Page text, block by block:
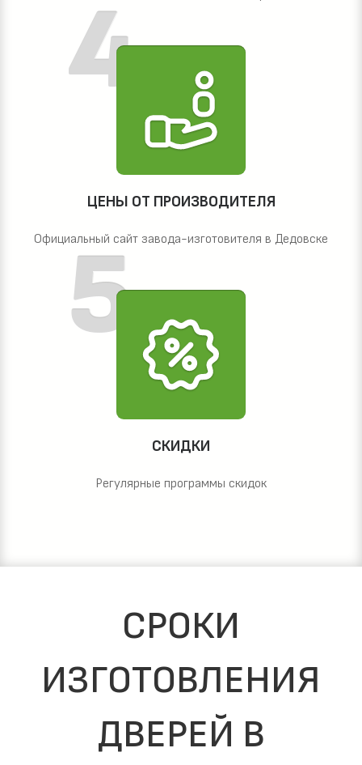
ЦЕНЫ ОТ ПРОИЗВОДИТЕЛЯ
Официальный сайт завода-изготовителя в Дедовске
СКИДКИ
Регулярные программы скидок
СРОКИ
ИЗГОТОВЛЕНИЯ
ДВЕРЕЙ В